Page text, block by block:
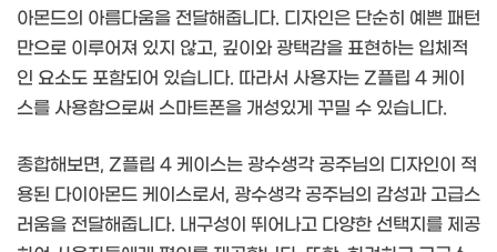
아몬드의 아름다움을 전달해줍니다. 디자인은 단순히 예쁜 패턴
만으로 이루어져 있지 않고, 깊이와 광택감을 표현하는 입체적
인 요소도 포함되어 있습니다. 따라서 사용자는 Z플립 4 케이
스를 사용함으로써 스마트폰을 개성있게 꾸밀 수 있습니다.
종합해보면, Z플립 4 케이스는 광수생각 공주님의 디자인이 적
용된 다이아몬드 케이스로서, 광수생각 공주님의 감성과 고급스
러움을 전달해줍니다. 내구성이 뛰어나고 다양한 선택지를 제공